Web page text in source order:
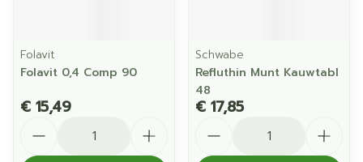
Folavit
Folavit 0,4 Comp 90
€ 15,49
Schwabe
Refluthin Munt Kauwtabl
48
€ 17,85